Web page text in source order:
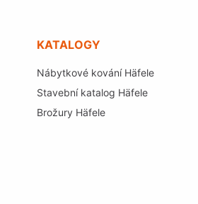
KATALOGY
Nábytkové kování Häfele
Stavební katalog Häfele
Brožury Häfele